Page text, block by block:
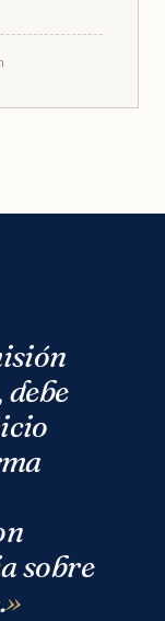
sobre